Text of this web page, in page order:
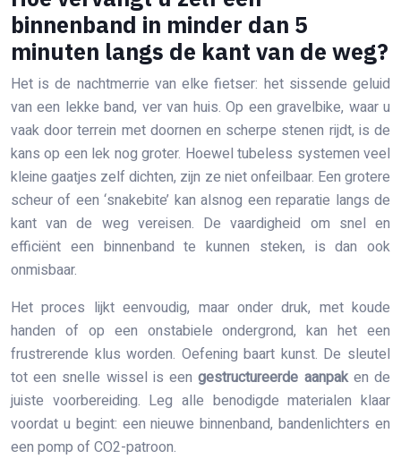
binnenband in minder dan 5
minuten langs de kant van de weg?
Het is de nachtmerrie van elke fietser: het sissende geluid
van een lekke band, ver van huis. Op een gravelbike, waar u
vaak door terrein met doornen en scherpe stenen rijdt, is de
kans op een lek nog groter. Hoewel tubeless systemen veel
kleine gaatjes zelf dichten, zijn ze niet onfeilbaar. Een grotere
scheur of een ‘snakebite’ kan alsnog een reparatie langs de
kant van de weg vereisen. De vaardigheid om snel en
efficiënt een binnenband te kunnen steken, is dan ook
onmisbaar.
Het proces lijkt eenvoudig, maar onder druk, met koude
handen of op een onstabiele ondergrond, kan het een
frustrerende klus worden. Oefening baart kunst. De sleutel
tot een snelle wissel is eengestructureerde aanpaken de
juiste voorbereiding. Leg alle benodigde materialen klaar
voordat u begint: een nieuwe binnenband, bandenlichters en
een pomp of CO2-patroon.